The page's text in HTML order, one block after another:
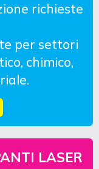
richieste
per settori
chimico,
LASER